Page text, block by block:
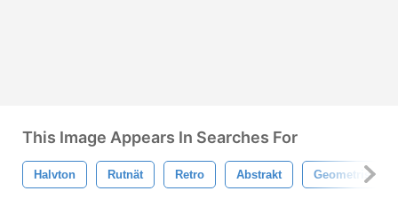
This Image Appears In Searches For
Halvton Rutnät Retro Abstrakt Geometrisk